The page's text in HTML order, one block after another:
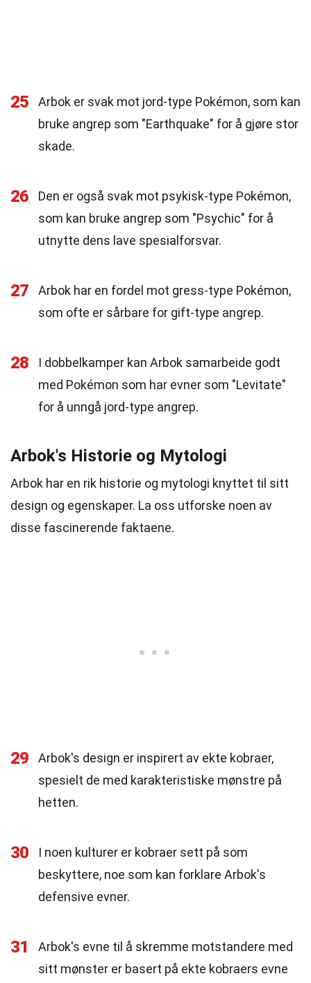
25
Arbok er svak mot jord-type Pokémon, som kan
bruke angrep som "Earthquake" for å gjøre stor
skade.
26
Den er også svak mot psykisk-type Pokémon,
som kan bruke angrep som "Psychic" for å
utnytte dens lave spesialforsvar.
27
Arbok har en fordel mot gress-type Pokémon,
som ofte er sårbare for gift-type angrep.
28
I dobbelkamper kan Arbok samarbeide godt
med Pokémon som har evner som "Levitate"
for å unngå jord-type angrep.
Arbok's Historie og Mytologi
Arbok har en rik historie og mytologi knyttet til sitt
design og egenskaper. La oss utforske noen av
disse fascinerende faktaene.
29
Arbok's design er inspirert av ekte kobraer,
spesielt de med karakteristiske mønstre på
hetten.
30
I noen kulturer er kobraer sett på som
beskyttere, noe som kan forklare Arbok's
defensive evner.
31
Arbok's evne til å skremme motstandere med
sitt mønster er basert på ekte kobraers evne